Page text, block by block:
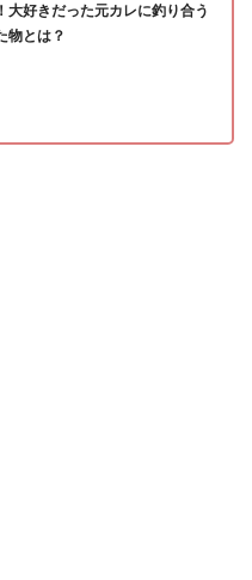
大好きだった元カレに釣り合う
物とは？